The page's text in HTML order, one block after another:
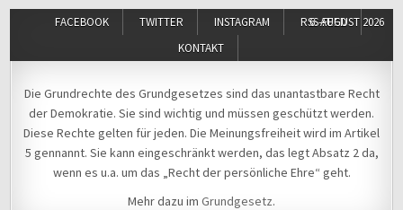
FACEBOOK TWITTER INSTAGRAM
RSS-FEED
KONTAKT
6. AUGUST 2026
Michael Voß
Die Grundrechte des Grundgesetzes sind das unantastbare Recht
der Demokratie. Sie sind wichtig und müssen geschützt werden.
Diese Rechte gelten für jeden. Die Meinungsfreiheit wird im Artikel
5 gennannt. Sie kann eingeschränkt werden, das legt Absatz 2 da,
wenn es u.a. um das „Recht der persönliche Ehre“ geht.
Mehr dazu im Grundgesetz.